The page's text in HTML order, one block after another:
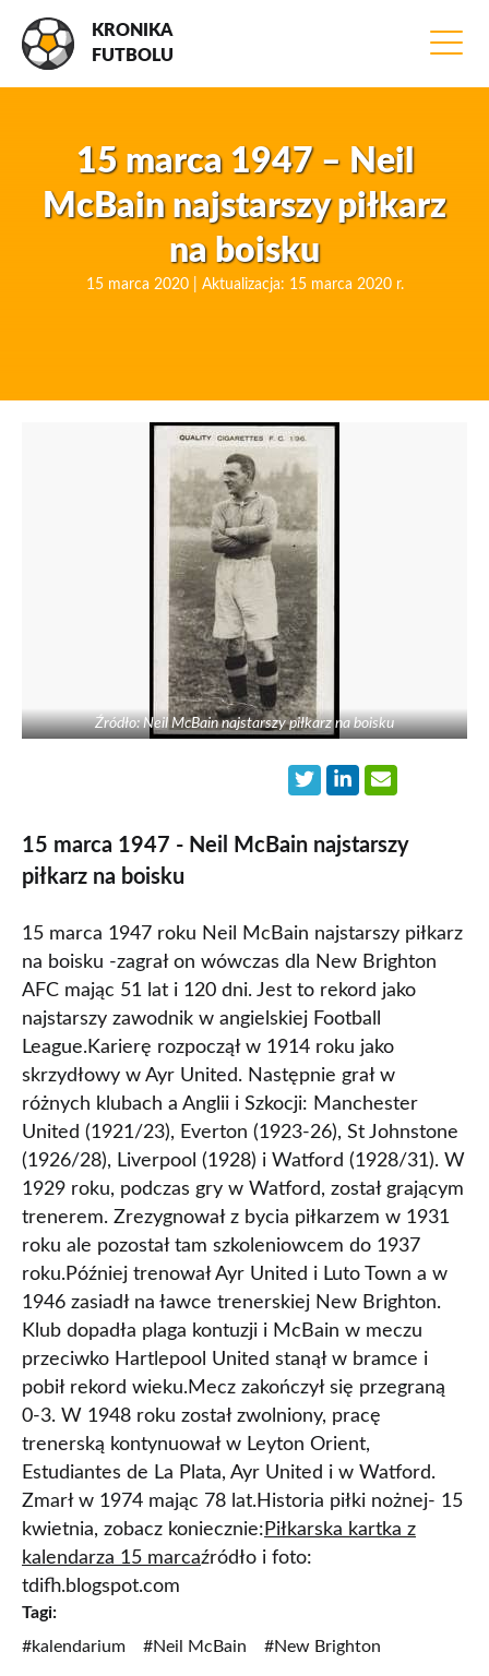
KRONIKA
FUTBOLU
15 marca 1947 – Neil
McBain najstarszy piłkarz
na boisku
15 marca 2020 | Aktualizacja: 15 marca 2020 r.
Źródło: Neil McBain najstarszy piłkarz na boisku
15 marca 1947 - Neil McBain najstarszy
piłkarz na boisku
15 marca 1947 roku Neil McBain najstarszy piłkarz
na boisku -zagrał on wówczas dla New Brighton
AFC mając 51 lat i 120 dni. Jest to rekord jako
najstarszy zawodnik w angielskiej Football
League.Karierę rozpoczął w 1914 roku jako
skrzydłowy w Ayr United. Następnie grał w
różnych klubach a Anglii i Szkocji: Manchester
United (1921/23), Everton (1923-26), St Johnstone
(1926/28), Liverpool (1928) i Watford (1928/31). W
1929 roku, podczas gry w Watford, został grającym
trenerem. Zrezygnował z bycia piłkarzem w 1931
roku ale pozostał tam szkoleniowcem do 1937
roku.Później trenował Ayr United i Luto Town a w
1946 zasiadł na ławce trenerskiej New Brighton.
Klub dopadła plaga kontuzji i McBain w meczu
przeciwko Hartlepool United stanął w bramce i
pobił rekord wieku.Mecz zakończył się przegraną
0-3. W 1948 roku został zwolniony, pracę
trenerską kontynuował w Leyton Orient,
Estudiantes de La Plata, Ayr United i w Watford.
Zmarł w 1974 mając 78 lat.Historia piłki nożnej- 15
kwietnia, zobacz koniecznie: Piłkarska kartka z
kalendarza 15 marcaźródło i foto:
tdifh.blogspot.com
Tagi:
#kalendarium
#Neil McBain #New Brighton